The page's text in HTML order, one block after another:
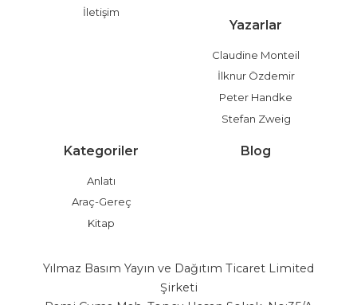
İletişim
Yazarlar
Claudine Monteil
İlknur Özdemir
Peter Handke
Stefan Zweig
Kategoriler
Anlatı
Araç-Gereç
Kitap
Blog
Yılmaz Basım Yayın ve Dağıtım Ticaret Limited
Şirketi